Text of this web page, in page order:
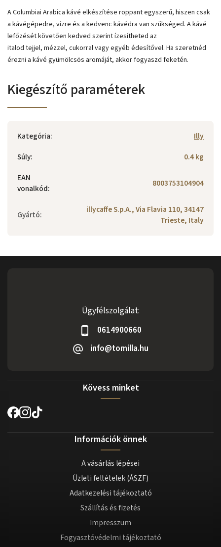
A Columbiai Arabica kávé elkészítése roppant egyszerű, hiszen csak
a kávégépedre, vízre és a kedvenc kávédra van szükséged. A kávé
lefőzését követően kedved szerint ízesítheted az
italod tejjel, mézzel, cukorral vagy egyéb édesítővel. Ha szeretnéd
érezni a kávé gyümölcsös aromáját, akkor fogyaszd feketén.
Kiegészítő paraméterek
Kategória:
Illy
Súly:
0.4 kg
EAN
vonalkód: 8003753104904
Gyártó:
illycaffe S.p.A., Via Flavia 110, 34147
Trieste, Italy
Ügyfélszolgálat:
0614900660
info@tomilla.hu
Kövess minket
Információk önnek
A vásárlás lépései
Üzleti feltételek (ÁSZF)
Adatkezelési tájékoztató
Szállítás és fizetés
Impresszum
Fogyasztóvédelmi tájékoztató